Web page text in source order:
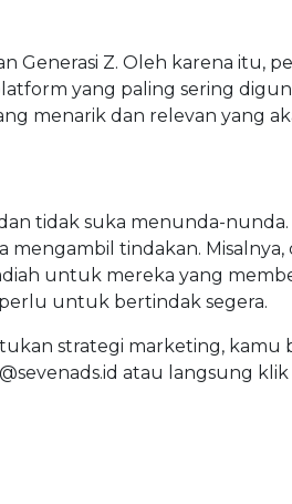
Generasi Z. Oleh karena itu,
yang paling sering
menarik dan relevan yang
tidak suka menunda-nunda.
tindakan.
untuk mereka yang
untuk bertindak segera.
strategi marketing, kamu
atau langsung